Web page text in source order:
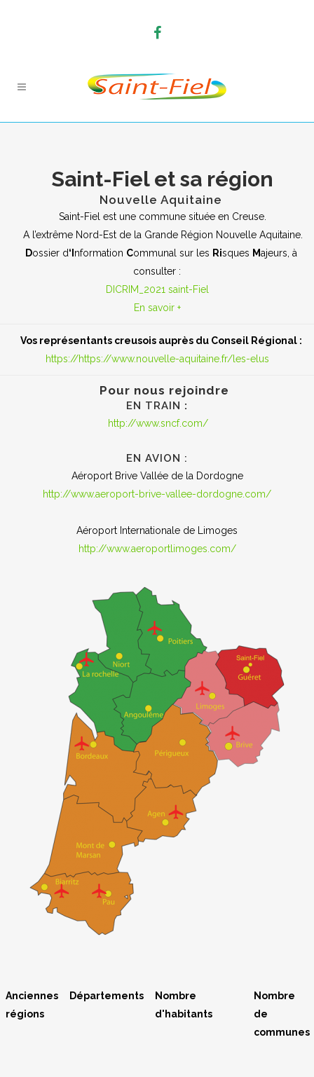
Saint-Fiel et sa région
Nouvelle Aquitaine
Saint-Fiel est une commune située en Creuse.
A l’extrême Nord-Est de la Grande Région Nouvelle Aquitaine.
Dossier d‘I nformation Communal sur les Risques Majeurs, à
consulter :
DICRIM_2021 saint-Fiel
En savoir +
Vos représentants creusois auprès du Conseil Régional :
https://https://www.nouvelle-aquitaine.fr/les-elus
Pour nous rejoindre
EN TRAIN :
http://www.sncf.com/
EN AVION :
Aéroport Brive Vallée de la Dordogne
http://www.aeroport-brive-vallee-dordogne.com/
Aéroport Internationale de Limoges
http://www.aeroportlimoges. com/
Anciennes
régions
Départements
Nombre
d'habitants
Nombre
de
communes